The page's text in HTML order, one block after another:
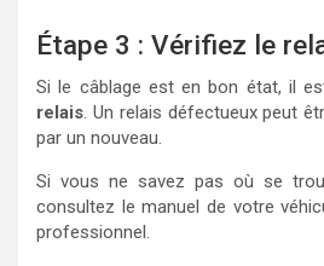
Étape 3 : Vérifiez le
Si le câblage est en bon état, il
relais. Un relais défectueux peut
par un nouveau.
Si vous ne savez pas où se
consultez le manuel de votre
professionnel.